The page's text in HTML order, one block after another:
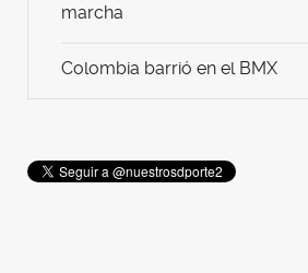
marcha
Colombia barrió en el BMX